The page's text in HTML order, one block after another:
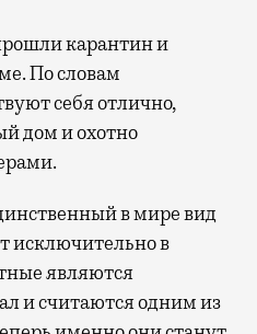
карантин и
По словам
себя отлично,
дом и охотно
в мире вид
исключительно в
являются
и считаются одним из